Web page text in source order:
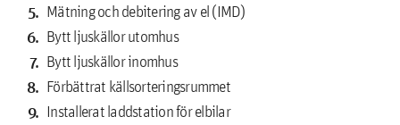
Mätning och debitering av el (IMD)
Bytt ljuskällor utomhus
Bytt ljuskällor inomhus
Förbättrat källsorteringsrummet
Installerat laddstation för elbilar